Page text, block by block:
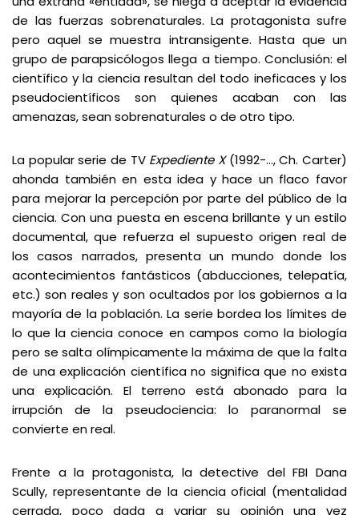
de las fuerzas sobrenaturales. La protagonista sufre
pero aquel se muestra intransigente. Hasta que un
grupo de parapsicólogos llega a tiempo. Conclusión: el
científico y la ciencia resultan del todo ineficaces y los
pseudocientíficos son quienes acaban con las
amenazas, sean sobrenaturales o de otro tipo.
La popular serie de TV Expediente X(1992-…, Ch. Carter)
ahonda también en esta idea y hace un flaco favor
para mejorar la percepción por parte del público de la
ciencia. Con una puesta en escena brillante y un estilo
documental, que refuerza el supuesto origen real de
los casos narrados, presenta un mundo donde los
acontecimientos fantásticos (abducciones, telepatía,
etc.) son reales y son ocultados por los gobiernos a la
mayoría de la población. La serie bordea los límites de
lo que la ciencia conoce en campos como la biología
pero se salta olímpicamente la máxima de que la falta
de una explicación científica no significa que no exista
una explicación. El terreno está abonado para la
irrupción de la pseudociencia: lo paranormal se
convierte en real.
Frente a la protagonista, la detective del FBI Dana
Scully, representante de la ciencia oficial (mentalidad
cerrada, poco dada a variar su opinión una vez